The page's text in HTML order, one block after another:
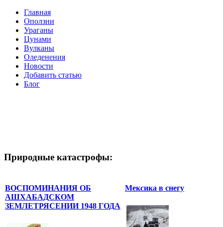
Главная
Оползни
Ураганы
Цунами
Вулканы
Оледенения
Новости
Добавить статью
Блог
Природные катастрофы:
ВОСПОМИНАНИЯ ОБ
АШХАБАДСКОМ
ЗЕМЛЕТРЯСЕНИИ 1948 ГОДА
Мексика в снегу